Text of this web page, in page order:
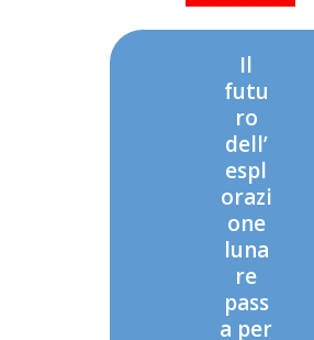
Il
futu
ro
dell’
espl
orazi
one
luna
re
pass
a per